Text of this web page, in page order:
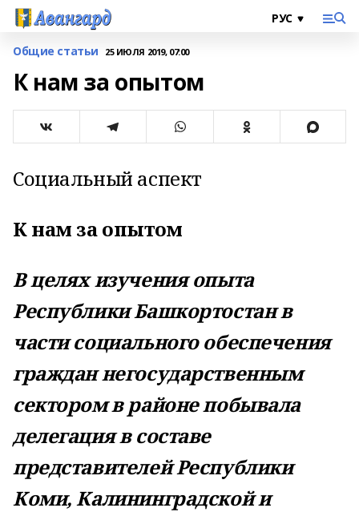
Общие статьи 25 ИЮЛЯ 2019, 07:00
К нам за опытом
Социальный аспект
К нам за опытом
В целях изучения опыта
Республики Башкортостан в
части социального обеспечения
граждан негосударственным
сектором в районе побывала
делегация в составе
представителей Республики
Коми, Калининградской и